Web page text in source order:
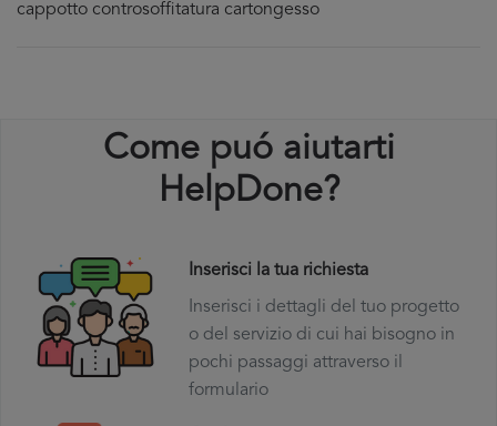
cappotto controsoffitatura cartongesso
Come puó aiutarti
HelpDone?
Inserisci la tua richiesta
Inserisci i dettagli del tuo progetto
o del servizio di cui hai bisogno in
pochi passaggi attraverso il
formulario